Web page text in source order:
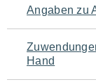
Angaben zu
Hand